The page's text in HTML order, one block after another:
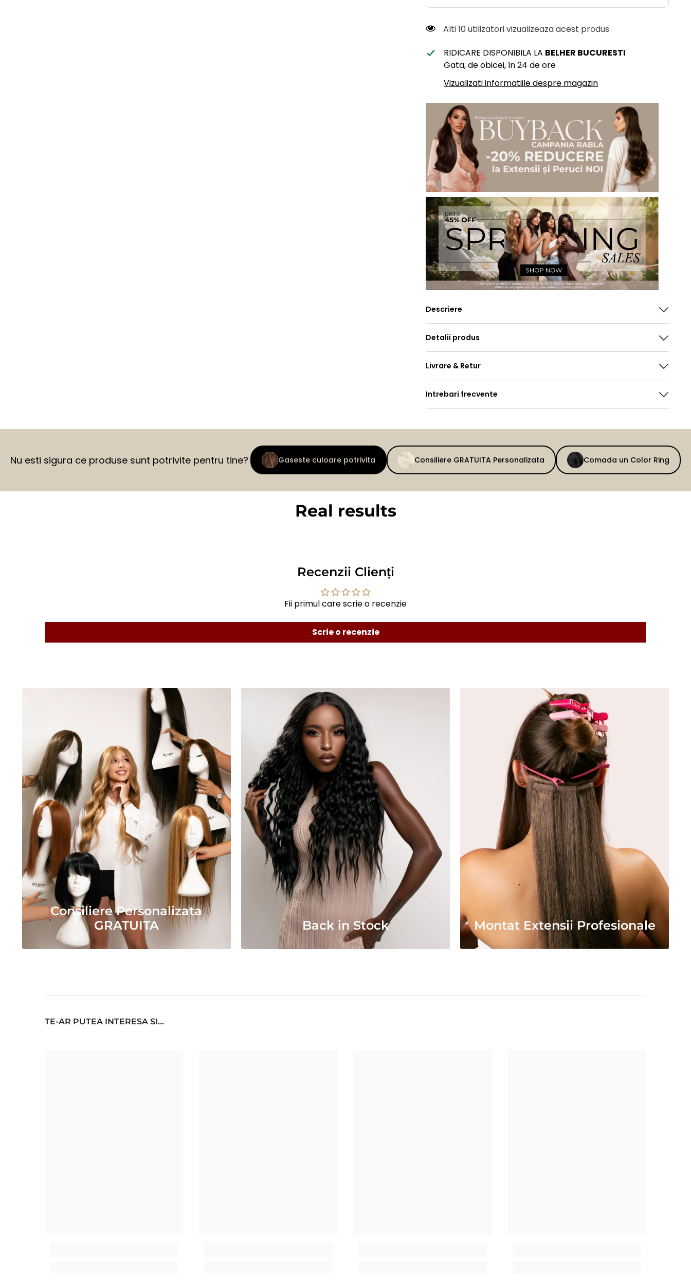
Alti 10 utilizatori vizualizeaza acest produs
RIDICARE DISPONIBILA LA BELHER BUCURESTI
Gata, de obicei, în 24 de ore
Vizualizati informatiile despre magazin
Descriere
Detalii produs
Livrare & Retur
Intrebari frecvente
Nu esti sigura ce produse sunt potrivite pentru tine? Gaseste culoare potrivita Consiliere GRATUITA Personalizata Comada un Color Ring
Real results
Recenzii Clienți
Fii primul care scrie o recenzie
Scrie o recenzie
Consiliere Personalizata
GRATUITA
Back in Stock Montat Extensii Profesionale
TE-AR PUTEA INTERESA SI...